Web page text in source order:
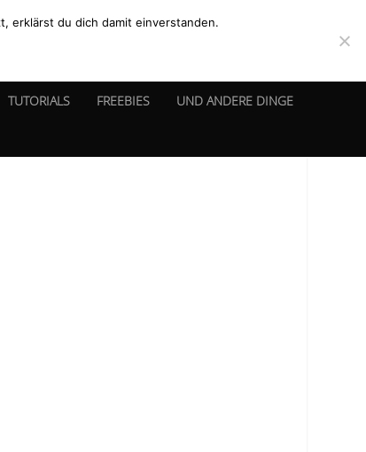
TUTORIALS FREEBIES UND ANDERE DINGE
erklärst du dich damit einverstanden.